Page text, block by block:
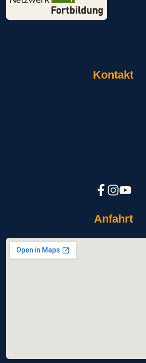
Kontakt
Anfahrt